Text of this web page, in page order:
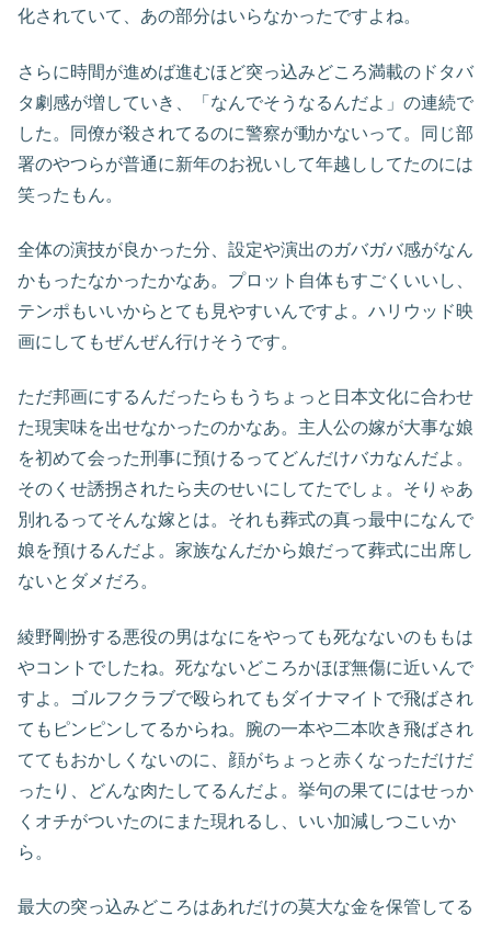
化されていて、あの部分はいらなかったですよね。
さらに時間が進めば進むほど突っ込みどころ満載のドタバ
タ劇感が増していき、「なんでそうなるんだよ」の連続で
した。同僚が殺されてるのに警察が動かないって。同じ部
署のやつらが普通に新年のお祝いして年越ししてたのには
笑ったもん。
全体の演技が良かった分、設定や演出のガバガバ感がなん
かもったなかったかなあ。プロット自体もすごくいいし、
テンポもいいからとても見やすいんですよ。ハリウッド映
画にしてもぜんぜん行けそうです。
ただ邦画にするんだったらもうちょっと日本文化に合わせ
た現実味を出せなかったのかなあ。主人公の嫁が大事な娘
を初めて会った刑事に預けるってどんだけバカなんだよ。
そのくせ誘拐されたら夫のせいにしてたでしょ。そりゃあ
別れるってそんな嫁とは。それも葬式の真っ最中になんで
娘を預けるんだよ。家族なんだから娘だって葬式に出席し
ないとダメだろ。
綾野剛扮する悪役の男はなにをやっても死なないのももは
やコントでしたね。死なないどころかほぼ無傷に近いんで
すよ。ゴルフクラブで殴られてもダイナマイトで飛ばされ
てもピンピンしてるからね。腕の一本や二本吹き飛ばされ
ててもおかしくないのに、顔がちょっと赤くなっただけだ
ったり、どんな肉たしてるんだよ。挙句の果てにはせっか
くオチがついたのにまた現れるし、いい加減しつこいか
ら。
最大の突っ込みどころはあれだけの莫大な金を保管してる